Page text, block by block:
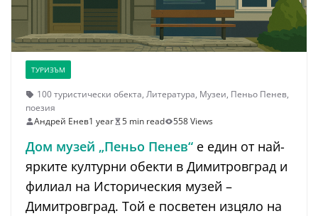
ТУРИЗЪМ
100 туристически обекта, Литература, Музеи, Пеньо Пенев,
поезия
Андрей Енев1 year 5 min read 558 Views
Дом музей „Пеньо Пенев“ е един от най-
ярките културни обекти в Димитровград и
филиал на Историческия музей –
Димитровград. Той е посветен изцяло на